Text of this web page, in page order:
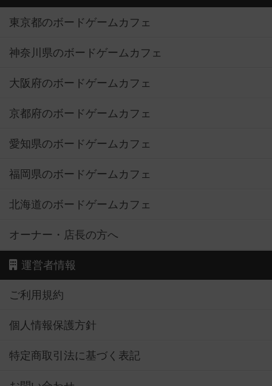
東京都のボードゲームカフェ
神奈川県のボードゲームカフェ
大阪府のボードゲームカフェ
京都府のボードゲームカフェ
愛知県のボードゲームカフェ
福岡県のボードゲームカフェ
北海道のボードゲームカフェ
オーナー・店長の方へ
運営者情報
ご利用規約
個人情報保護方針
特定商取引法に基づく表記